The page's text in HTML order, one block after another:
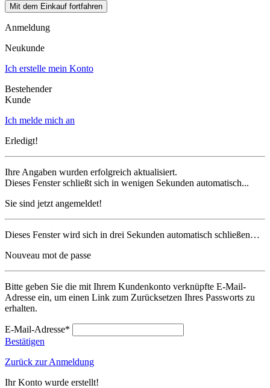
Mit dem Einkauf fortfahren
Anmeldung
Neukunde
Ich erstelle mein Konto
Bestehender
Kunde
Ich melde mich an
Erledigt!
Ihre Angaben wurden erfolgreich aktualisiert.
Dieses Fenster schließt sich in wenigen Sekunden automatisch...
Sie sind jetzt angemeldet!
Dieses Fenster wird sich in drei Sekunden automatisch schließen…
Nouveau mot de passe
Bitte geben Sie die mit Ihrem Kundenkonto verknüpfte E-Mail-
Adresse ein, um einen Link zum Zurücksetzen Ihres Passworts zu
erhalten.
E-Mail-Adresse*
Bestätigen
Zurück zur Anmeldung
Ihr Konto wurde erstellt!